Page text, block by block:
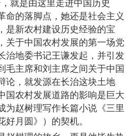
就是由这里走进中国历史
命的落脚点，她还是社会主义
是新农村建设历史经验的宝
关于中国农村发展的第一场党
治地委书记王谦发起，并引发
毛主席和刘主席之间关于中国
论，就发源在长治这块土地
国农村发展道路的影响是巨大
为赵树理写作长篇小说《三里
月圆》）的契机。